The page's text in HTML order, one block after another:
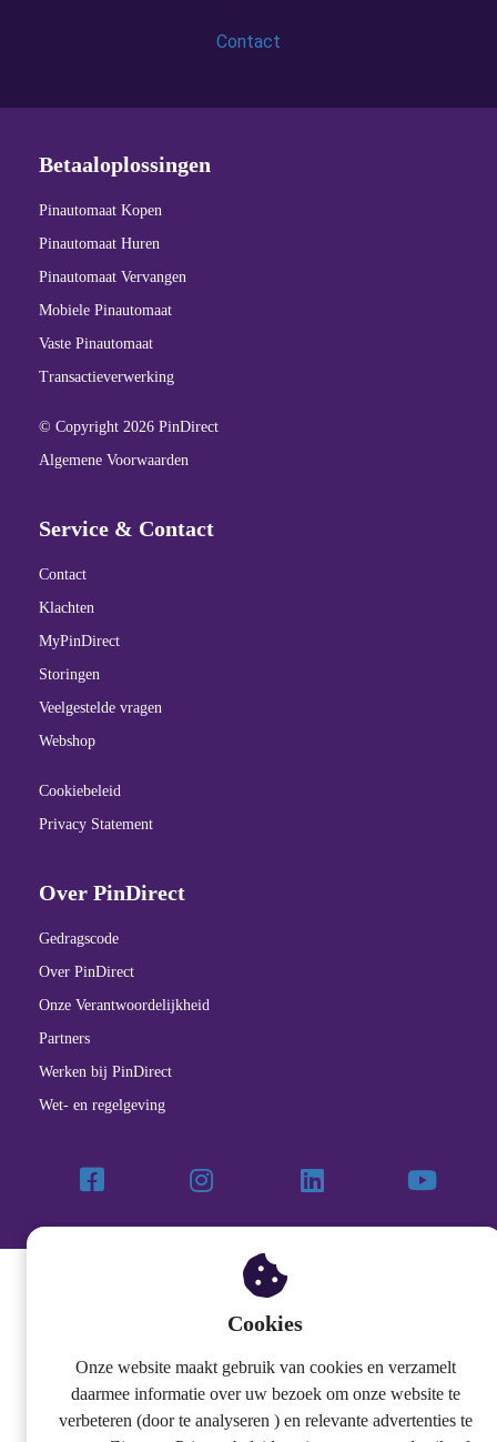
Contact
Betaaloplossingen
Pinautomaat Kopen
Pinautomaat Huren
Pinautomaat Vervangen
Mobiele Pinautomaat
Vaste Pinautomaat
Transactieverwerking
© Copyright 2026 PinDirect
Algemene Voorwaarden
Service & Contact
Contact
Klachten
MyPinDirect
Storingen
Veelgestelde vragen
Webshop
Cookiebeleid
Privacy Statement
Over PinDirect
Gedragscode
Over PinDirect
Onze Verantwoordelijkheid
Partners
Werken bij PinDirect
Wet- en regelgeving
Cookies
Onze website maakt gebruik van cookies en verzamelt
daarmee informatie over uw bezoek om onze website te
verbeteren (door te analyseren ) en relevante advertenties te